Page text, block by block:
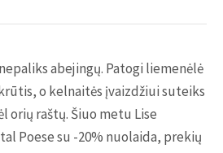
abejingų. Patogi liemenėlė
o kelnaitės įvaizdžiui suteiks
orių raštų. Šiuo metu Lise
Poese su -20% nuolaida, prekių